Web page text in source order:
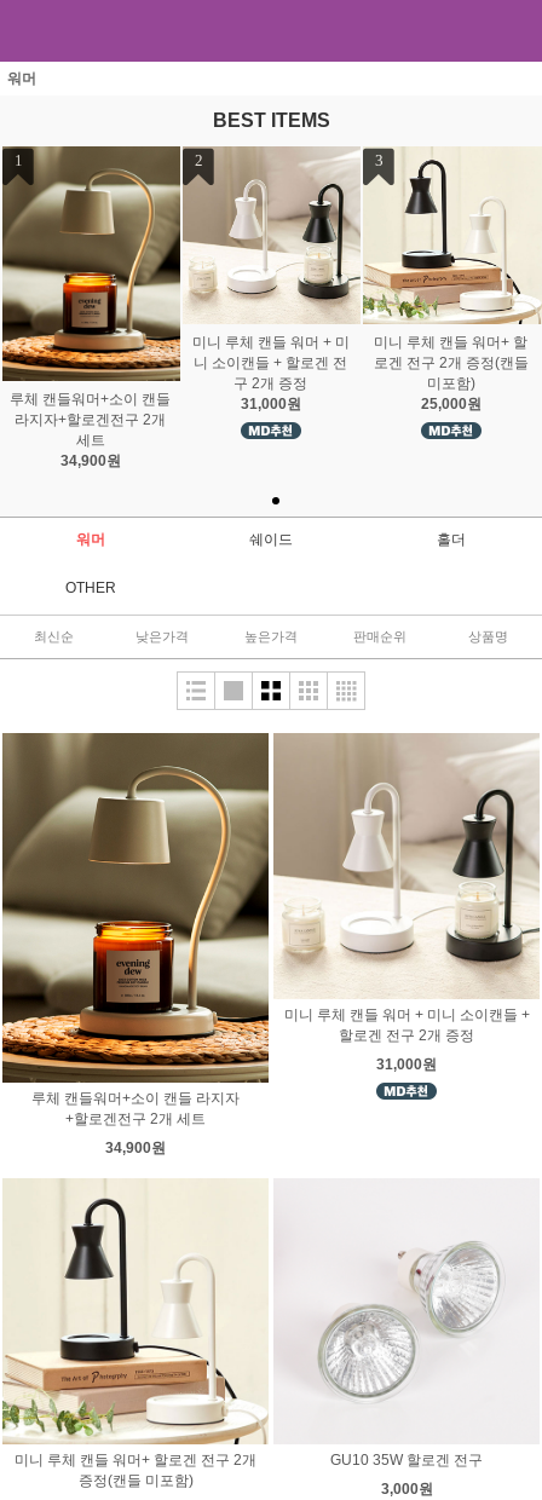
워머
BEST ITEMS
1
루체 캔들워머+소이 캔들
라지자+할로겐전구 2개
세트
34,900원
2
미니 루체 캔들 워머 + 미
니 소이캔들 + 할로겐 전
구 2개 증정
31,000원
3
미니 루체 캔들 워머+ 할
로겐 전구 2개 증정(캔들
미포함)
25,000원
워머 쉐이드 홀더
OTHER
최신순 낮은가격 높은가격 판매순위 상품명
루체 캔들워머+소이 캔들 라지자
+할로겐전구 2개 세트
34,900원
미니 루체 캔들 워머 + 미니 소이캔들 +
할로겐 전구 2개 증정
31,000원
미니 루체 캔들 워머+ 할로겐 전구 2개
증정(캔들 미포함)
GU10 35W 할로겐 전구
3,000원